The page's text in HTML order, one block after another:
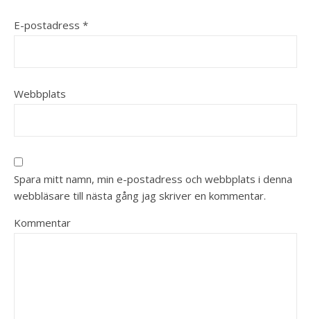
E-postadress *
Webbplats
Spara mitt namn, min e-postadress och webbplats i denna
webbläsare till nästa gång jag skriver en kommentar.
Kommentar